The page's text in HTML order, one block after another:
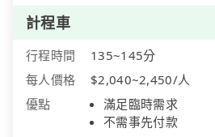
計程車
行程時間
135~145分
每人價格
$2,040~2,450/人
優點
滿足臨時需求
不需事先付款